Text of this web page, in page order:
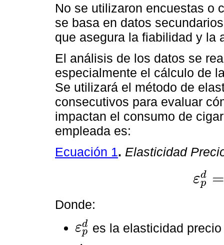
No se utilizaron encuestas o
se basa en datos
que asegura la fiabilidad y la
El análisis de los datos se
especialmente el cálculo de
Se utilizará el método de
consecutivos para evaluar
impactan el consumo de
empleada es:
Ecuación 1. Elasticidad
εd
p =
εp d= %Q
Donde:
εd
p
εpd es la elasticidad